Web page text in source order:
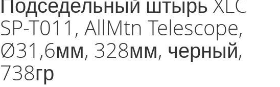
SP-T011, AllMtn Telescope,
Ø31,6мм, 328мм, черный,
738гр